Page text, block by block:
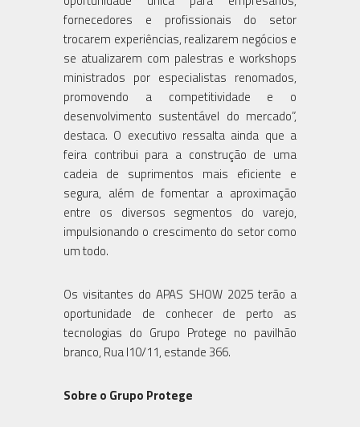
fornecedores e profissionais do setor
trocarem experiências, realizarem negócios e
se atualizarem com palestras e workshops
ministrados por especialistas renomados,
promovendo a competitividade e o
desenvolvimento sustentável do mercado”,
destaca. O executivo ressalta ainda que a
feira contribui para a construção de uma
cadeia de suprimentos mais eficiente e
segura, além de fomentar a aproximação
entre os diversos segmentos do varejo,
impulsionando o crescimento do setor como
um todo.
Os visitantes do APAS SHOW 2025 terão a
oportunidade de conhecer de perto as
tecnologias do Grupo Protege no pavilhão
branco, Rua I10/11, estande 366.
Sobre o Grupo Protege